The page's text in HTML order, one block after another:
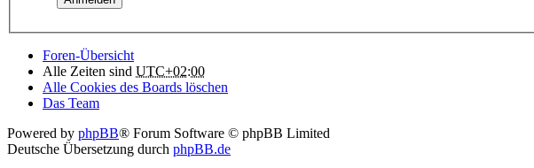
Foren-Übersicht
Alle Zeiten sind UTC+02:00
Alle Cookies des Boards löschen
Das Team
Powered by phpBB® Forum Software © phpBB Limited
Deutsche Übersetzung durch phpBB.de